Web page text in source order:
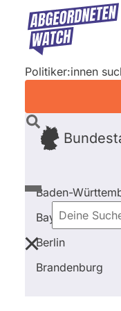
Direkt
Inhalt
Politiker:innen
Baden-
Bayern
Berlin
Brandenburg
Deine
Suche
Startseite Frage